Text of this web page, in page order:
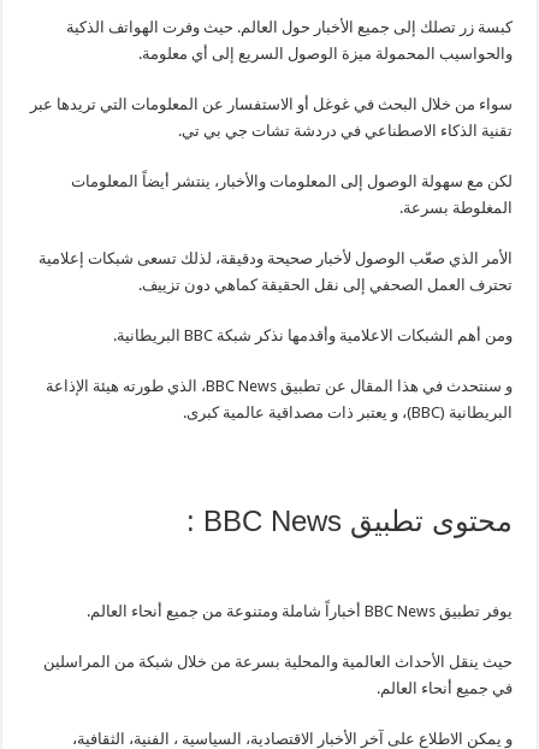
كبسة زر تصلك إلى جميع الأخبار حول العالم. حيث وفرت الهواتف الذكية
والحواسيب المحمولة ميزة الوصول السريع إلى أي معلومة.
سواء من خلال البحث في غوغل أو الاستفسار عن المعلومات التي تريدها عبر
تقنية الذكاء الاصطناعي في دردشة تشات جي بي تي.
لكن مع سهولة الوصول إلى المعلومات والأخبار، ينتشر أيضاً المعلومات
المغلوطة بسرعة.
الأمر الذي صعّب الوصول لأخبار صحيحة ودقيقة، لذلك تسعى شبكات إعلامية
تحترف العمل الصحفي إلى نقل الحقيقة كماهي دون تزييف.
ومن أهم الشبكات الاعلامية وأقدمها نذكر شبكة BBC البريطانية.
و سنتحدث في هذا المقال عن تطبيق BBC News، الذي طورته هيئة الإذاعة
البريطانية (BBC)، و يعتبر ذات مصداقية عالمية كبرى.
محتوى تطبيق BBC News :
يوفر تطبيق BBC News أخباراً شاملة ومتنوعة من جميع أنحاء العالم.
حيث ينقل الأحداث العالمية والمحلية بسرعة من خلال شبكة من المراسلين
في جميع أنحاء العالم.
و يمكن الاطلاع على آخر الأخبار الاقتصادية، السياسية ، الفنية، الثقافية،